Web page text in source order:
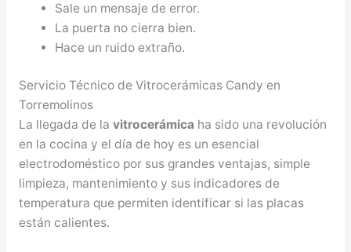
Sale un mensaje de error.
La puerta no cierra bien.
Hace un ruido extraño.
Servicio Técnico de Vitrocerámicas Candy en
Torremolinos
La llegada de la vitrocerámica ha sido una revolución
en la cocina y el día de hoy es un esencial
electrodoméstico por sus grandes ventajas, simple
limpieza, mantenimiento y sus indicadores de
temperatura que permiten identificar si las placas
están calientes.